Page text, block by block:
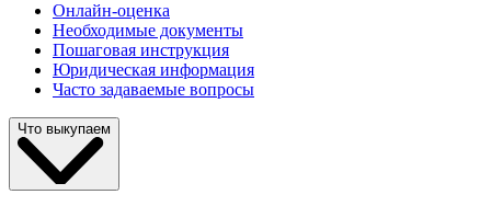
Онлайн-оценка
Необходимые документы
Пошаговая инструкция
Юридическая информация
Часто задаваемые вопросы
Что выкупаем